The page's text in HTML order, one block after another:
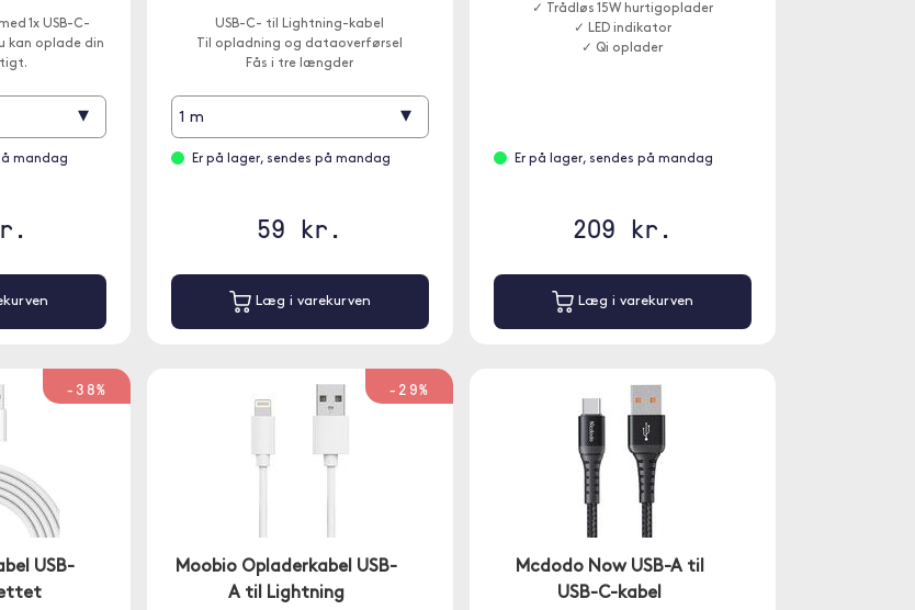
1x USB-C-
kan oplade din
▾
mandag
USB-C- til Lightning-kabel
Til opladning og dataoverførsel
Fås i tre længder
1 m ▾
Er på lager, sendes på mandag
59 kr.
Læg i varekurven
✓ Trådløs 15W hurtigoplader
✓ LED indikator
✓ Qi oplader
Er på lager, sendes på mandag
209 kr.
Læg i varekurven
-38%
USB-
-29%
Moobio Opladerkabel USB-
A til Lightning
Mcdodo Now USB-A til
USB-C-kabel